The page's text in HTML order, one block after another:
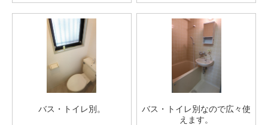
バス・トイレ別。
バス・トイレ別なので広々使
えます。